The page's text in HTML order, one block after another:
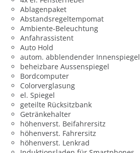
Ablagenpaket
Abstandsregeltempomat
Ambiente-Beleuchtung
Anfahrassistent
Auto Hold
autom. abblendender Innenspiegel
beheizbare Aussenspiegel
Bordcomputer
Colorverglasung
el. Spiegel
geteilte Rücksitzbank
Getränkehalter
höhenverst. Beifahrersitz
höhenverst. Fahrersitz
höhenverst. Lenkrad